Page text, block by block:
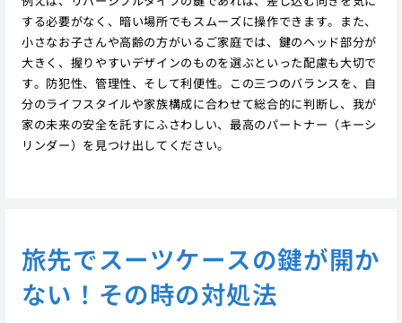
する必要がなく、暗い場所でもスムーズに操作できます。また、
小さなお子さんや高齢の方がいるご家庭では、鍵のヘッド部分が
大きく、握りやすいデザインのものを選ぶといった配慮も大切で
す。防犯性、管理性、そして利便性。この三つのバランスを、自
分のライフスタイルや家族構成に合わせて総合的に判断し、我が
家の未来の安全を託すにふさわしい、最高のパートナー（キーシ
リンダー）を見つけ出してください。
旅先でスーツケースの鍵が開か
ない！その時の対処法